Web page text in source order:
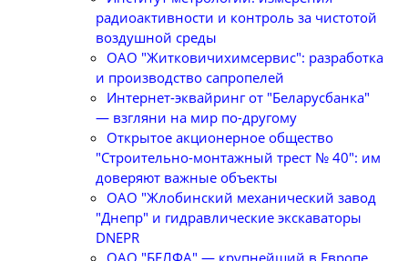
радиоактивности и контроль за чистотой
воздушной среды
ОАО "Житковичихимсервис": разработка
и производство сапропелей
Интернет-эквайринг от "Беларусбанка"
— взгляни на мир по-другому
Открытое акционерное общество
"Строительно-монтажный трест № 40": им
доверяют важные объекты
ОАО "Жлобинский механический завод
"Днепр" и гидравлические экскаваторы
DNEPR
ОАО "БЕЛФА" — крупнейший в Европе